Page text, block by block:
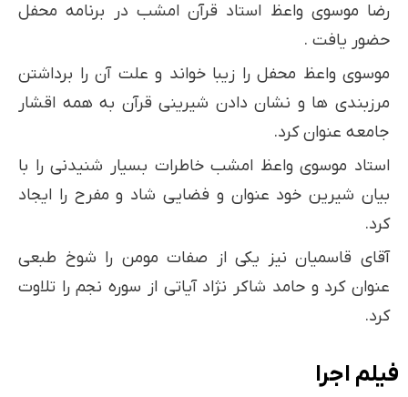
رضا موسوی واعظ استاد قرآن امشب در برنامه محفل
حضور یافت .
موسوی واعظ محفل را زیبا خواند و علت آن را برداشتن
مرزبندی ها و نشان دادن شیرینی قرآن به همه اقشار
جامعه عنوان کرد.
استاد موسوی واعظ امشب خاطرات بسیار شنیدنی را با
بیان شیرین خود عنوان و فضایی شاد و‌ مفرح را ایجاد
کرد.
آقای قاسمیان نیز یکی از صفات مومن را شوخ طبعی
عنوان کرد و حامد شاکر نژاد آیاتی از سوره نجم را تلاوت
کرد.
فیلم اجرا